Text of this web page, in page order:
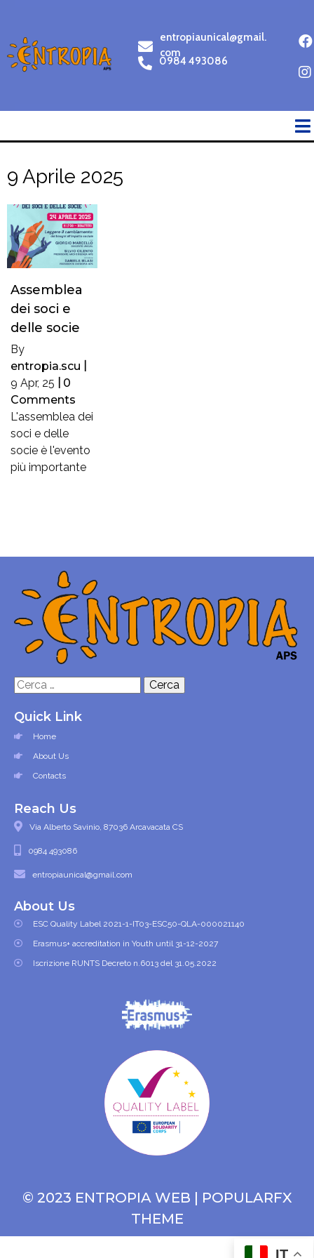
entropiaunical@gmail.
com
0984 493086
9 Aprile 2025
Assemblea
dei soci e
delle socie
By
entropia.scu
9 Apr, 25
0
Comments
L'assemblea dei
soci e delle
socie è l'evento
più importante
Ricerca
Quick Link
Home
About Us
Contacts
Reach Us
Via Alberto Savinio, 87036 Arcavacata CS
0984 493086
entropiaunical@gmail.com
About Us
ESC Quality Label 2021-1-IT03-ESC50-QLA-000021140
Erasmus+ accreditation in Youth until 31-12-2027
Iscrizione RUNTS Decreto n.6013 del 31.05.2022
© 2023 ENTROPIA WEB | POPULARFX
THEME
IT